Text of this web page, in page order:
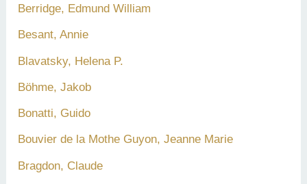
Berridge, Edmund William
Besant, Annie
Blavatsky, Helena P.
Böhme, Jakob
Bonatti, Guido
Bouvier de la Mothe Guyon, Jeanne Marie
Bragdon, Claude